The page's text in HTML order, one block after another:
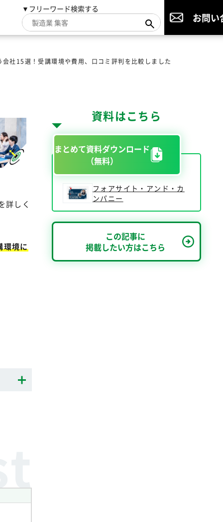
▼フリーワード検索する
お問い
会社15選！受講環境や費用、口コミ評判を比較しました
詳しく
環境に
資料はこちら
まとめて資料ダウンロード
（無料）
フォアサイト・アンド・カ
ンパニー
この記事に
掲載したい方はこちら